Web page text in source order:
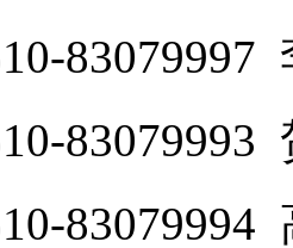
83079997
83079993
83079994